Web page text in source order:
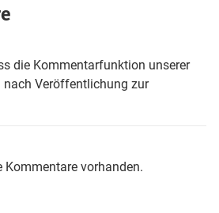
die Kommentarfunktion unserer
nach Veröffentlichung zur
Kommentare vorhanden.